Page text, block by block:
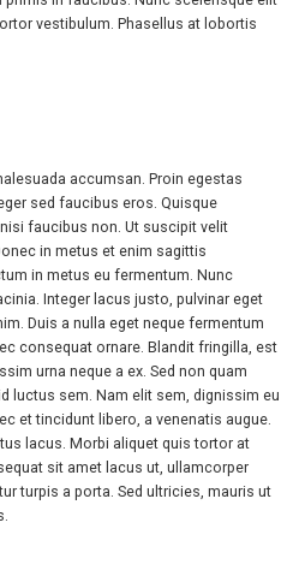
vestibulum. Phasellus at lobortis
accumsan. Proin egestas
sed faucibus eros. Quisque
faucibus non. Ut suscipit velit
in metus et enim sagittis
in metus eu fermentum. Nunc
Integer lacus justo, pulvinar eget
Duis a nulla eget neque fermentum
consequat ornare. Blandit fringilla, est
urna neque a ex. Sed non quam
luctus sem. Nam elit sem, dignissim eu
et tincidunt libero, a venenatis augue.
lacus. Morbi aliquet quis tortor at
sit amet lacus ut, ullamcorper
turpis a porta. Sed ultricies, mauris ut